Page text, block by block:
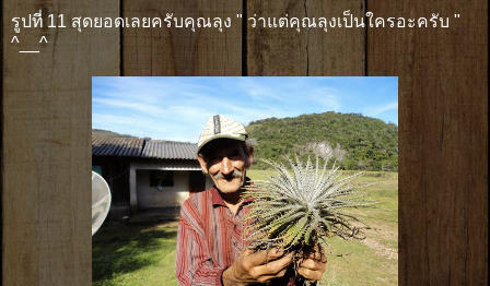
รูปที่ 11 สุดยอดเลยครับคุณลุง " ว่าแต่คุณลุงเป็นใครอะครับ "
^__^